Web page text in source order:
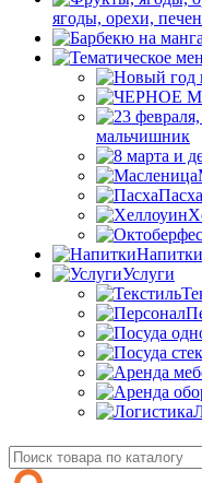
ягоды, орехи,
мальчишник
Пасха
Напитки
Услуги